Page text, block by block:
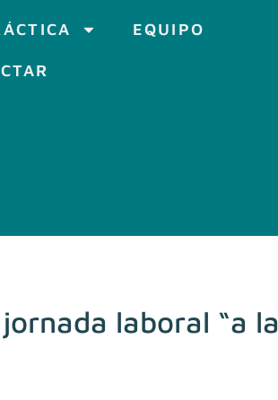
EQUIPO
laboral “a la